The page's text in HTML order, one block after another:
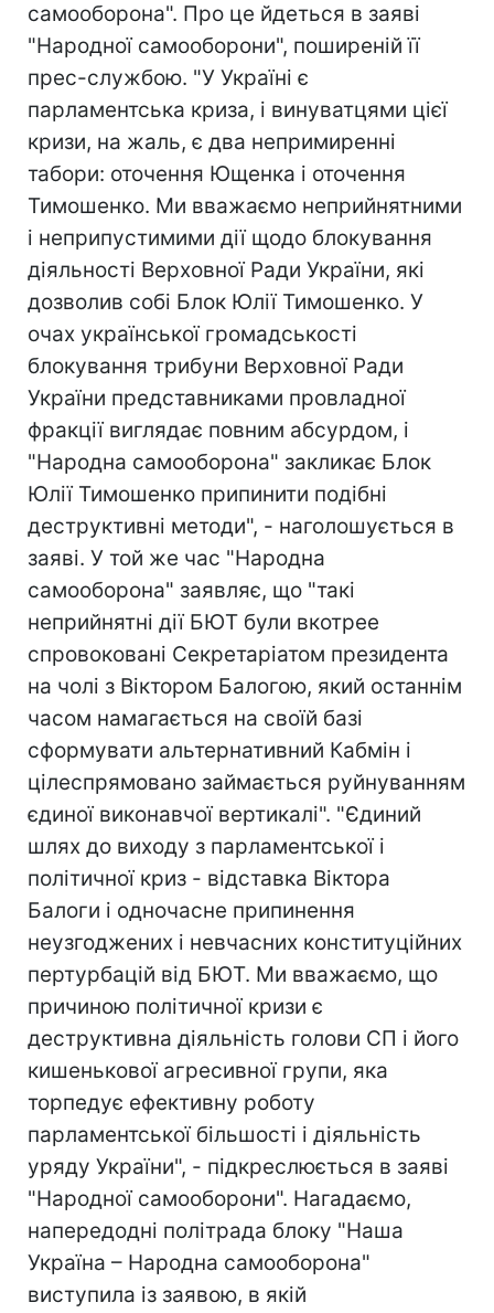
самооборона". Про це йдеться в заяві
"Народної самооборони", поширеній її
прес-службою. "У Україні є
парламентська криза, і винуватцями цієї
кризи, на жаль, є два непримиренні
табори: оточення Ющенка і оточення
Тимошенко. Ми вважаємо неприйнятними
і неприпустимими дії щодо блокування
діяльності Верховної Ради України, які
дозволив собі Блок Юлії Тимошенко. У
очах української громадськості
блокування трибуни Верховної Ради
України представниками провладної
фракції виглядає повним абсурдом, і
"Народна самооборона" закликає Блок
Юлії Тимошенко припинити подібні
деструктивні методи", - наголошується в
заяві. У той же час "Народна
самооборона" заявляє, що "такі
неприйнятні дії БЮТ були вкотрее
спровоковані Секретаріатом президента
на чолі з Віктором Балогою, який останнім
часом намагається на своїй базі
сформувати альтернативний Кабмін і
цілеспрямовано займається руйнуванням
єдиної виконавчої вертикалі". "Єдиний
шлях до виходу з парламентської і
політичної криз - відставка Віктора
Балоги і одночасне припинення
неузгоджених і невчасних конституційних
пертурбацій від БЮТ. Ми вважаємо, що
причиною політичної кризи є
деструктивна діяльність голови СП і його
кишенькової агресивної групи, яка
торпедує ефективну роботу
парламентської більшості і діяльність
уряду України", - підкреслюється в заяві
"Народної самооборони". Нагадаємо,
напередодні політрада блоку "Наша
Україна – Народна самооборона"
виступила із заявою, в якій